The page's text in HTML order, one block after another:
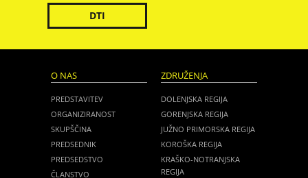
DTI
O NAS
PREDSTAVITEV
ORGANIZIRANOST
SKUPŠČINA
PREDSEDNIK
PREDSEDSTVO
ČLANSTVO
ZDRUŽENJA
DOLENJSKA REGIJA
GORENJSKA REGIJA
JUŽNO PRIMORSKA REGIJA
KOROŠKA REGIJA
KRAŠKO-NOTRANJSKA
REGIJA